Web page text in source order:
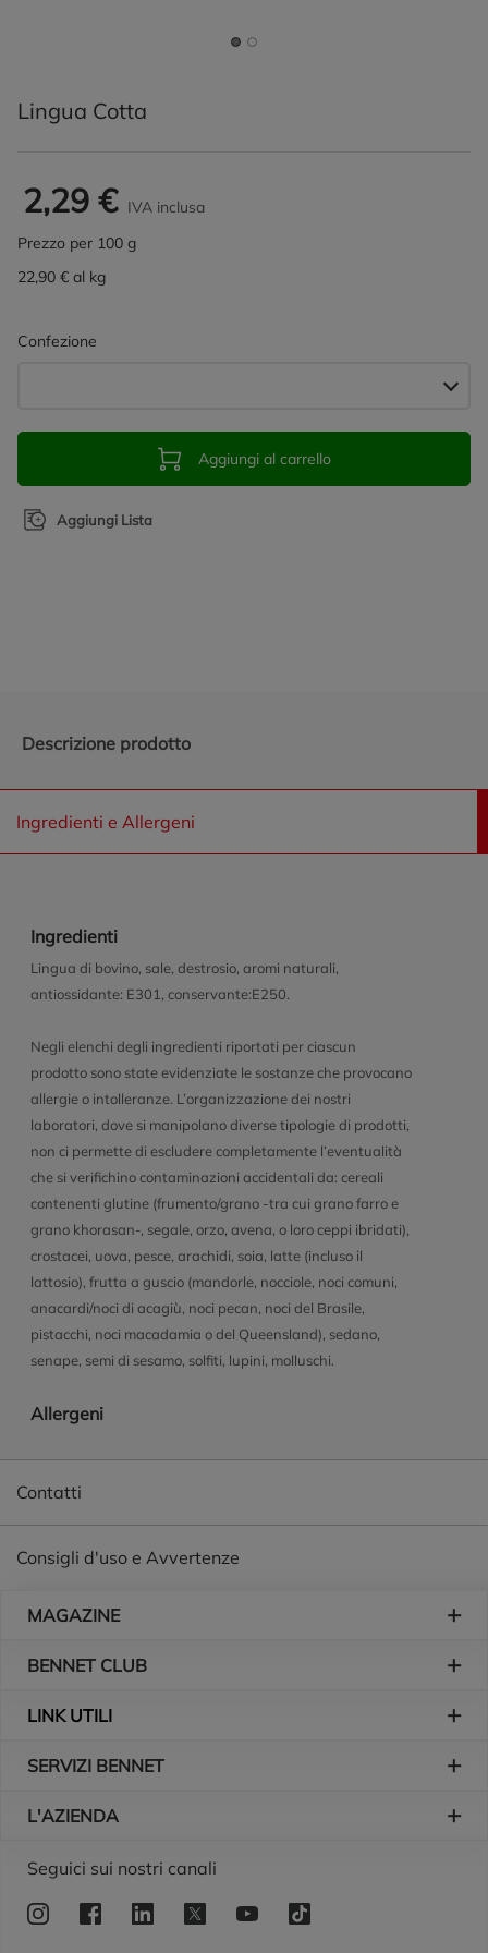
Lingua Cotta
2,29 € IVA inclusa
Prezzo per 100 g
22,90 € al kg
Confezione
Aggiungi al carrello
Aggiungi Lista
Descrizione prodotto
Ingredienti e Allergeni
Ingredienti
Lingua di bovino, sale, destrosio, aromi naturali,
antiossidante: E301, conservante:E250.
Negli elenchi degli ingredienti riportati per ciascun
prodotto sono state evidenziate le sostanze che provocano
allergie o intolleranze. L’organizzazione dei nostri
laboratori, dove si manipolano diverse tipologie di prodotti,
non ci permette di escludere completamente l’eventualità
che si verifichino contaminazioni accidentali da: cereali
contenenti glutine (frumento/grano -tra cui grano farro e
grano khorasan-, segale, orzo, avena, o loro ceppi ibridati),
crostacei, uova, pesce, arachidi, soia, latte (incluso il
lattosio), frutta a guscio (mandorle, nocciole, noci comuni,
anacardi/noci di acagiù, noci pecan, noci del Brasile,
pistacchi, noci macadamia o del Queensland), sedano,
senape, semi di sesamo, solfiti, lupini, molluschi.
Allergeni
Contatti
Consigli d'uso e Avvertenze
MAGAZINE
BENNET CLUB
LINK UTILI
SERVIZI BENNET
L'AZIENDA
Logo Bennet
Seguici sui nostri canali